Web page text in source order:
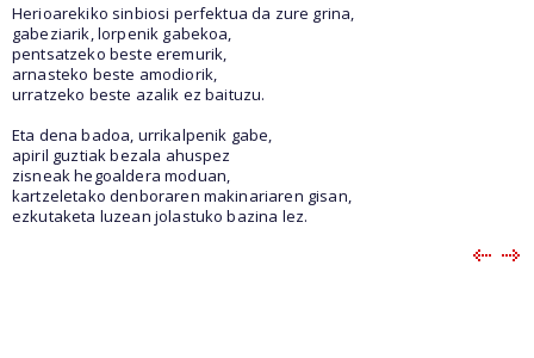
Herioarekiko sinbiosi perfektua da zure grina,
gabeziarik, lorpenik gabekoa,
pentsatzeko beste eremurik,
arnasteko beste amodiorik,
urratzeko beste azalik ez baituzu.
Eta dena badoa, urrikalpenik gabe,
apiril guztiak bezala ahuspez
zisneak hegoaldera moduan,
kartzeletako denboraren makinariaren gisan,
ezkutaketa luzean jolastuko bazina lez.